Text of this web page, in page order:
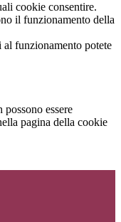
cookie consentire.
il funzionamento della
al funzionamento potete
essere
pagina della cookie